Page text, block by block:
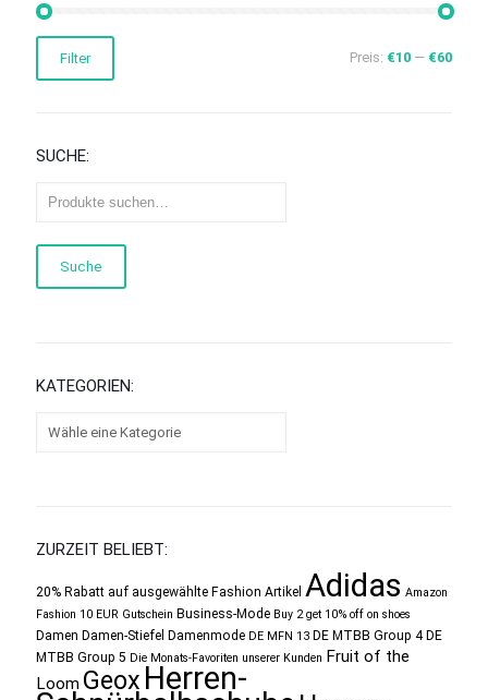
Preis
PreisFilter Preis: €10 — €60
SUCHE:
Suche
KATEGORIEN:
ZURZEIT BELIEBT:
20% Rabatt auf ausgewählte Fashion Artikel Adidas Amazon
Fashion 10 EUR Gutschein Business-Mode Buy 2 get 10% off on shoes
Damen Damen-Stiefel Damenmode DE MFN 13 DE MTBB Group 4 DE
MTBB Group 5 Die Monats-Favoriten unserer Kunden Fruit of the
Loom Geox Herren-